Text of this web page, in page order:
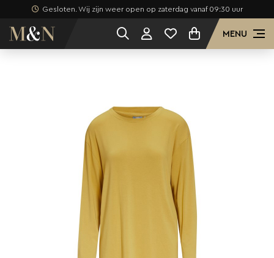
Gesloten. Wij zijn weer open op zaterdag vanaf 09:30 uur
MENU